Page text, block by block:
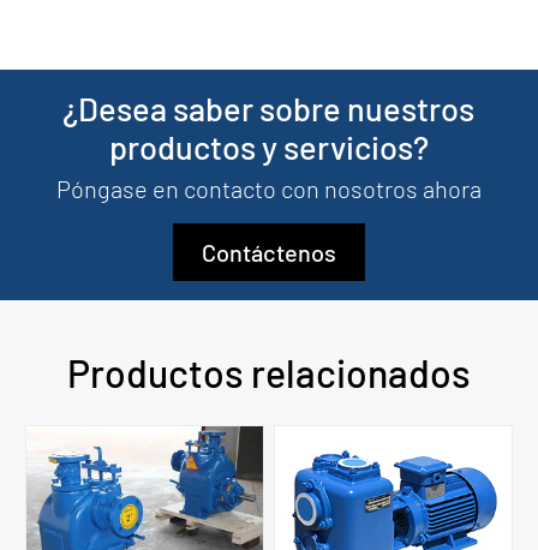
¿Desea saber sobre nuestros
productos y servicios?
Póngase en contacto con nosotros ahora
Contáctenos
Productos relacionados